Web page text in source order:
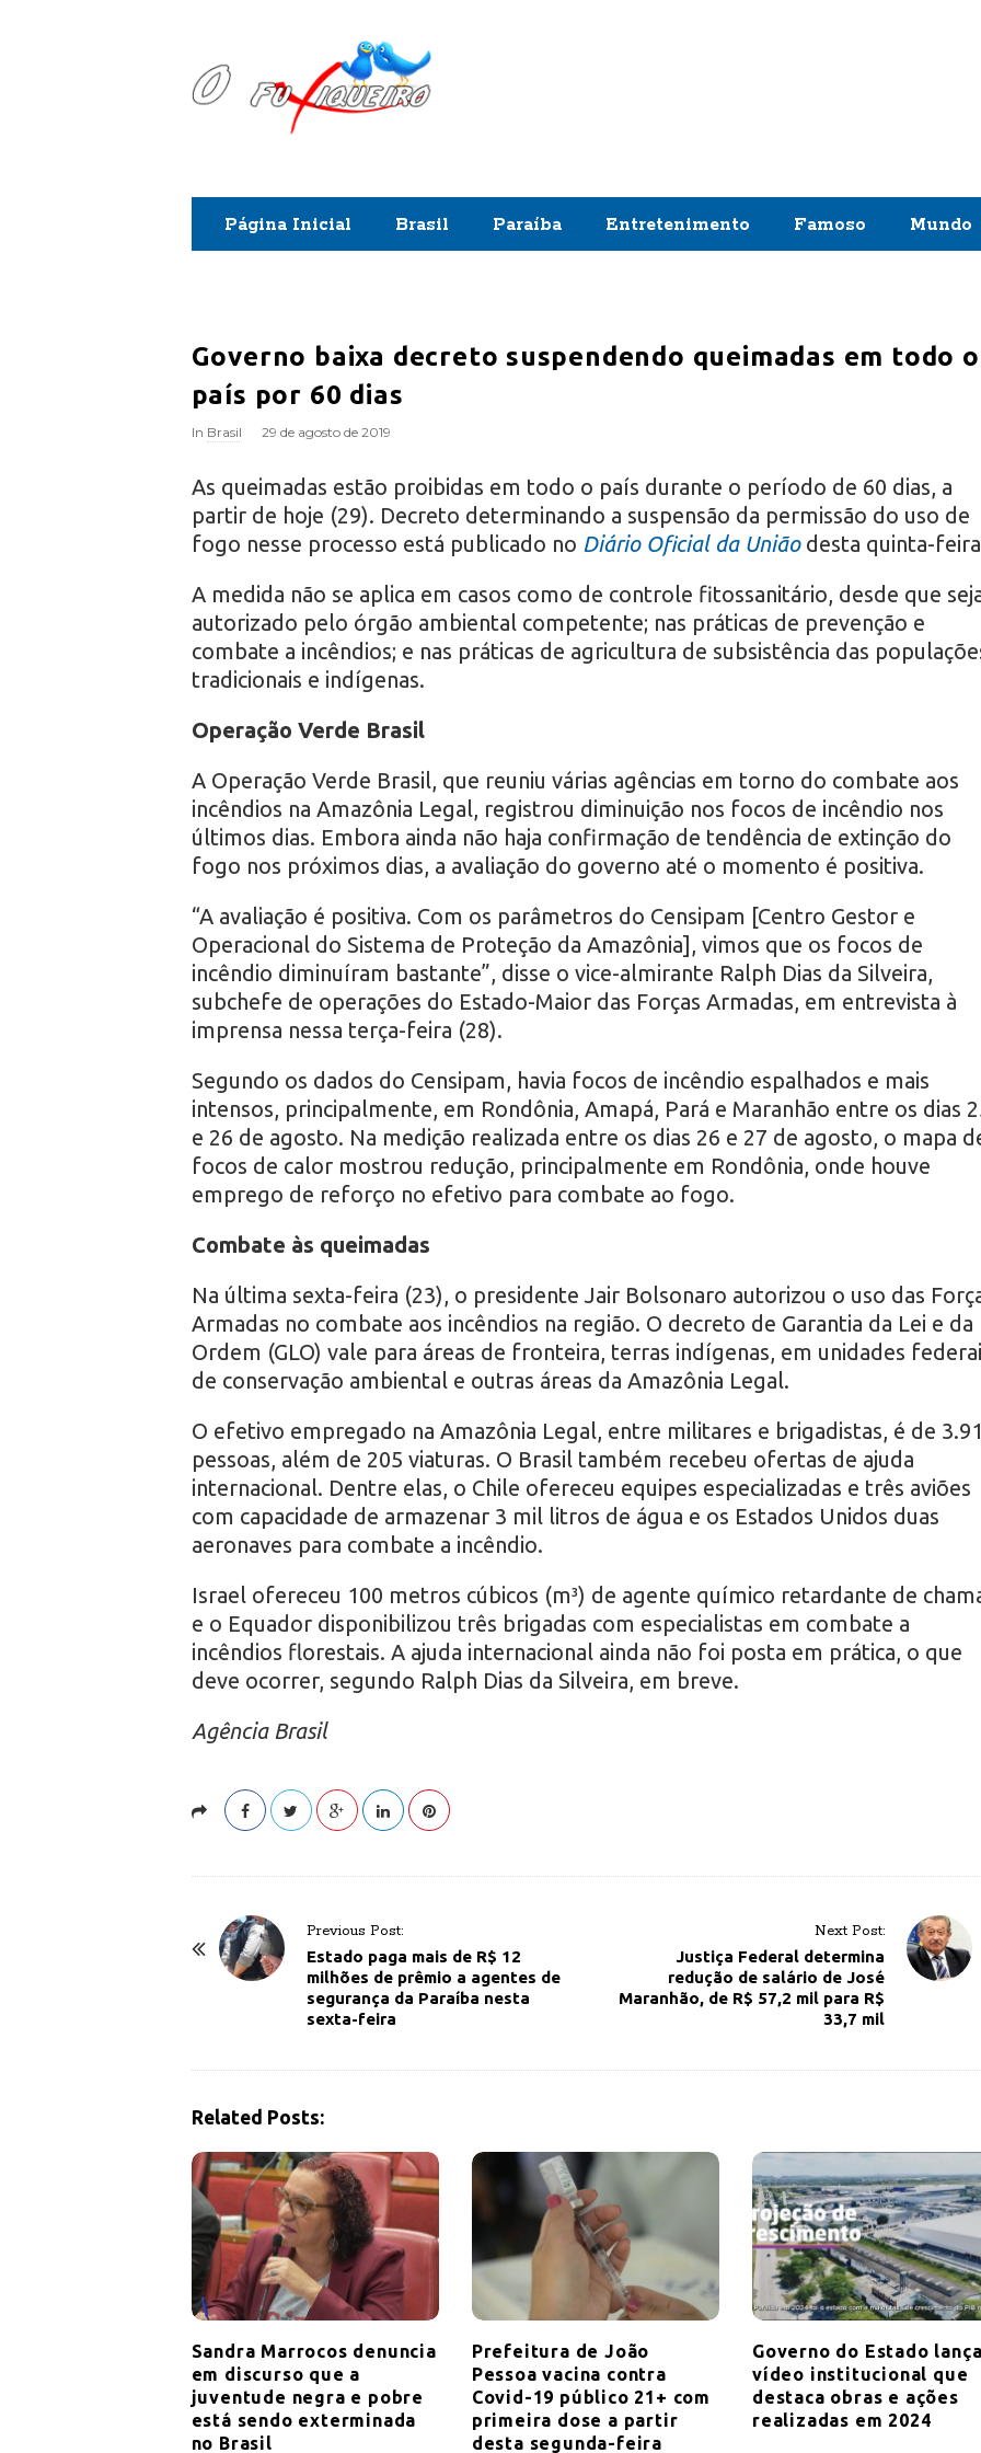
F
x
i
u
e
i
r
o
Página Inicial Brasil Paraíba Entretenimento Famoso Mundo
Governo baixa decreto suspendendo queimadas em todo o
país por 60 dias
In Brasil 29 de agosto de 2019
As queimadas estão proibidas em todo o país durante o período de 60 dias, a
partir de hoje (29). Decreto determinando a suspensão da permissão do uso de
fogo nesse processo está publicado no Diário Oficial da Uniãodesta quinta-
A medida não se aplica em casos como de controle fitossanitário, desde que
autorizado pelo órgão ambiental competente; nas práticas de prevenção e
combate a incêndios; e nas práticas de agricultura de subsistência das
tradicionais e indígenas.
Operação Verde Brasil
A Operação Verde Brasil, que reuniu várias agências em torno do combate aos
incêndios na Amazônia Legal, registrou diminuição nos focos de incêndio nos
últimos dias. Embora ainda não haja confirmação de tendência de extinção do
fogo nos próximos dias, a avaliação do governo até o momento é positiva.
“A avaliação é positiva. Com os parâmetros do Censipam [Centro Gestor e
Operacional do Sistema de Proteção da Amazônia], vimos que os focos de
incêndio diminuíram bastante”, disse o vice-almirante Ralph Dias da Silveira,
subchefe de operações do Estado-Maior das Forças Armadas, em entrevista à
imprensa nessa terça-feira (28).
Segundo os dados do Censipam, havia focos de incêndio espalhados e mais
intensos, principalmente, em Rondônia, Amapá, Pará e Maranhão entre os dias
e 26 de agosto. Na medição realizada entre os dias 26 e 27 de agosto, o mapa
focos de calor mostrou redução, principalmente em Rondônia, onde houve
emprego de reforço no efetivo para combate ao fogo.
Combate às queimadas
Na última sexta-feira (23), o presidente Jair Bolsonaro autorizou o uso das
Armadas no combate aos incêndios na região. O decreto de Garantia da Lei e da
Ordem (GLO) vale para áreas de fronteira, terras indígenas, em unidades
de conservação ambiental e outras áreas da Amazônia Legal.
O efetivo empregado na Amazônia Legal, entre militares e brigadistas, é de
pessoas, além de 205 viaturas. O Brasil também recebeu ofertas de ajuda
internacional. Dentre elas, o Chile ofereceu equipes especializadas e três aviões
com capacidade de armazenar 3 mil litros de água e os Estados Unidos duas
aeronaves para combate a incêndio.
Israel ofereceu 100 metros cúbicos (m³) de agente químico retardante de
e o Equador disponibilizou três brigadas com especialistas em combate a
incêndios florestais. A ajuda internacional ainda não foi posta em prática, o que
deve ocorrer, segundo Ralph Dias da Silveira, em breve.
Agência Brasil
Previous Post:
Estado paga mais de R$ 12
milhões de prêmio a agentes de
segurança da Paraíba nesta
sexta-feira
Next Post:
Justiça Federal determina
redução de salário de José
Maranhão, de R$ 57,2 mil para R$
33,7 mil
Related Posts:
Sandra Marrocos denuncia
em discurso que a
juventude negra e pobre
está sendo exterminada
no Brasil
Prefeitura de João
Pessoa vacina contra
Covid-19 público 21+ com
primeira dose a partir
desta segunda-feira
Governo do Estado
vídeo institucional que
destaca obras e ações
realizadas em 2024